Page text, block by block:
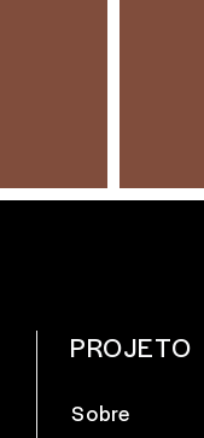
PROJETO
Sobre